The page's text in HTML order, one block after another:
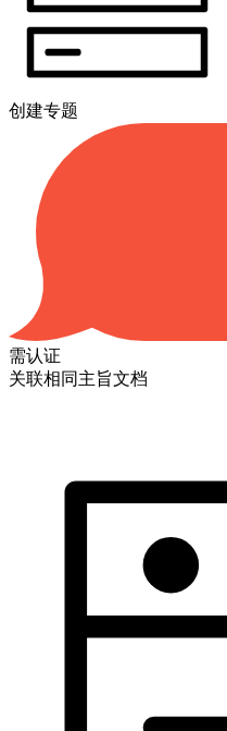
创建专题
需认证
关联相同主旨文档